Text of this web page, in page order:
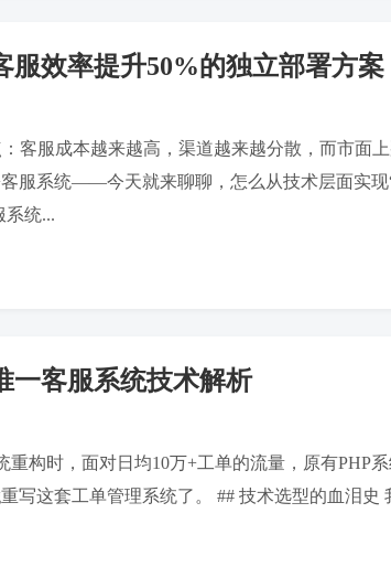
服效率提升50%的独立部署方案
客服成本越来越高，渠道越来越分散，而市面
服系统——今天就来聊聊，怎么从技术层面实
系统...
一客服系统技术解析
构时，面对日均10万+工单的流量，原有PHP
这套工单管理系统了。 ## 技术选型的血泪史